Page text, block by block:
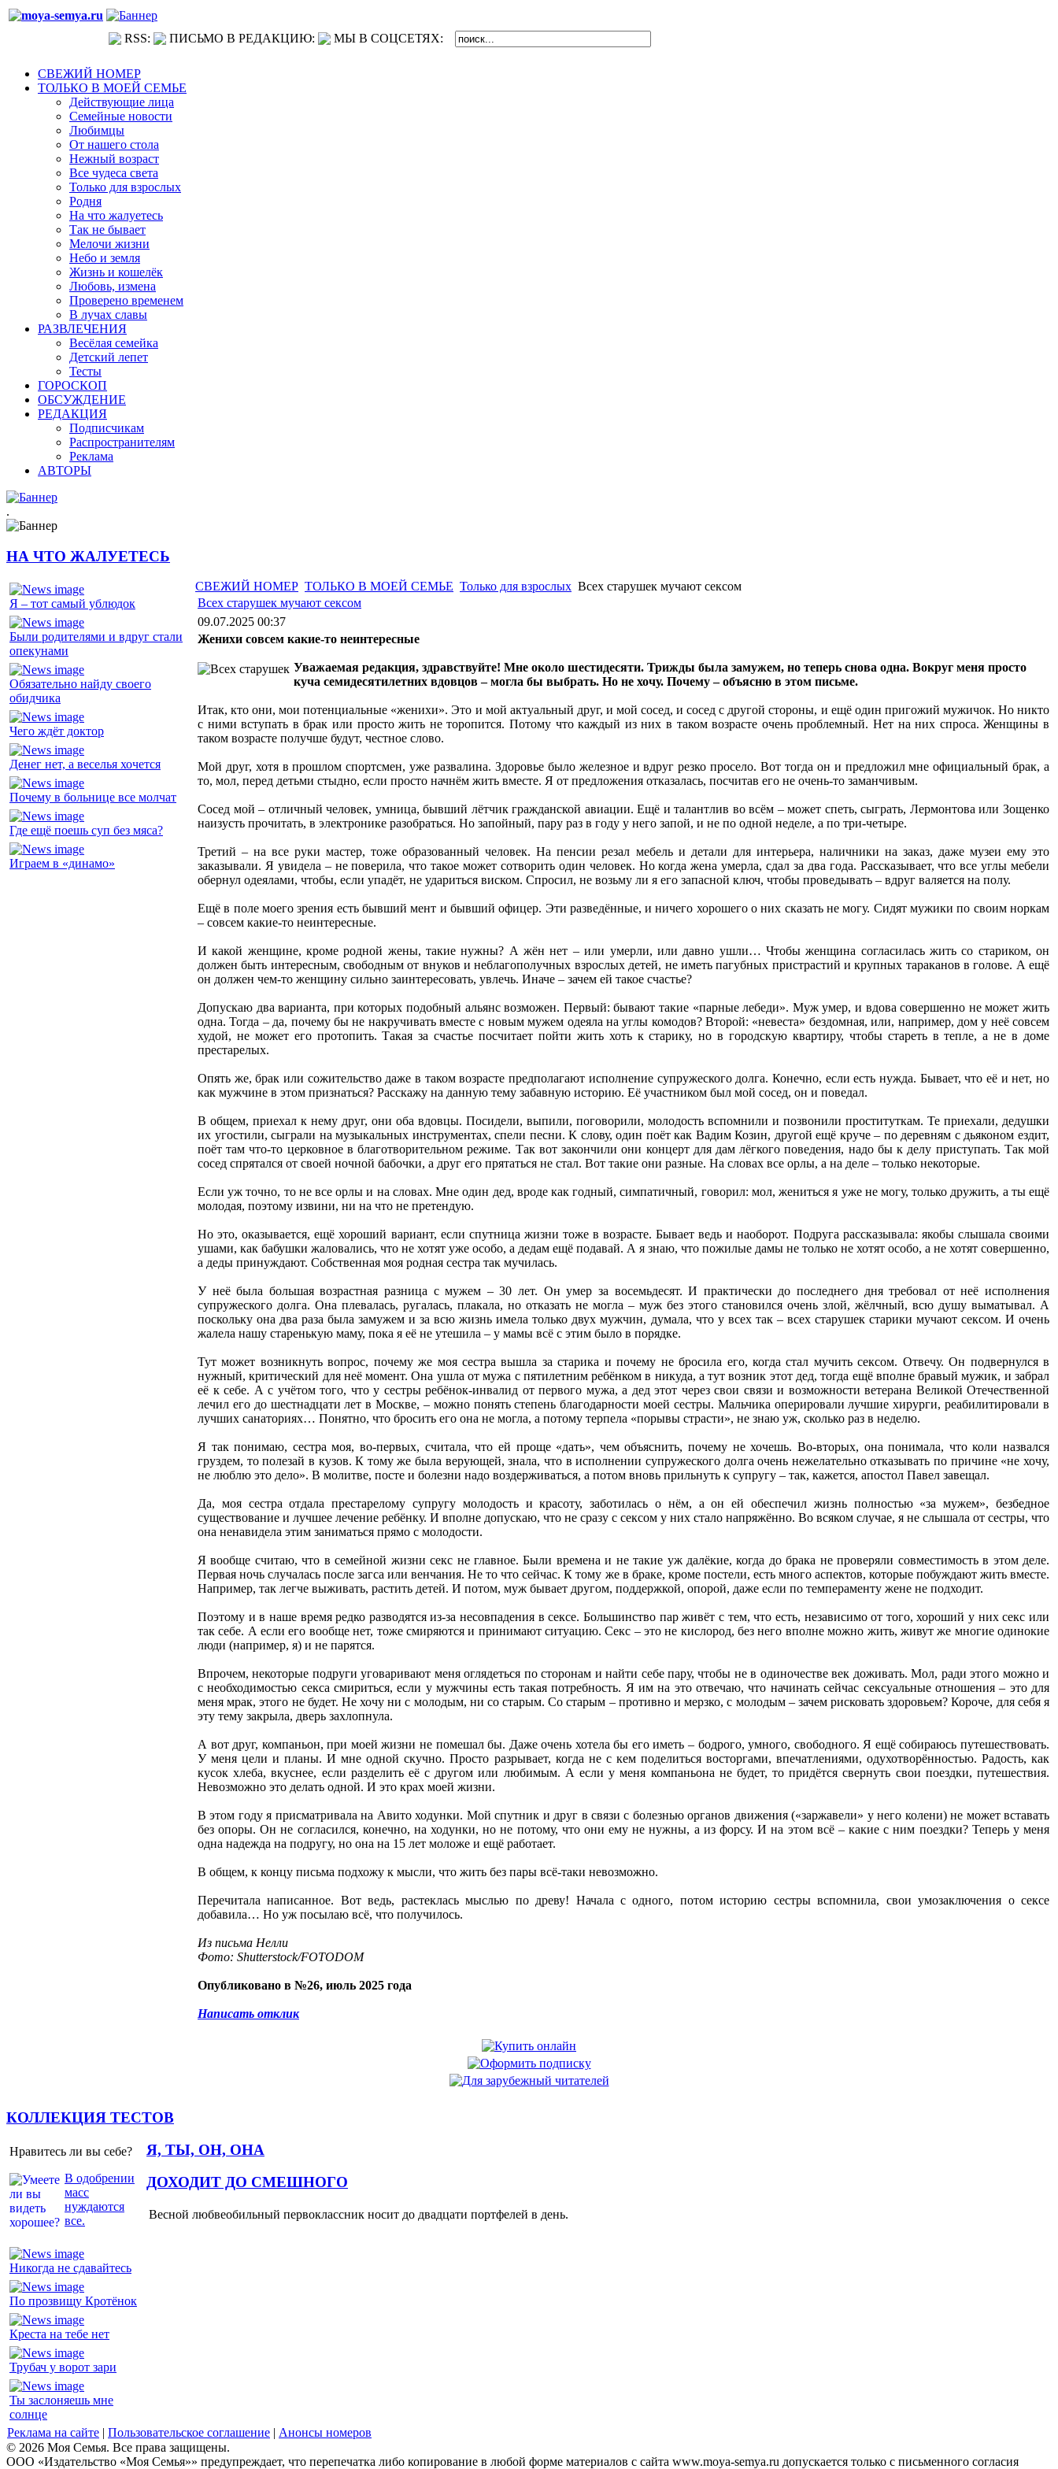
RSS: ПИСЬМО В РЕДАКЦИЮ: МЫ В СОЦСЕТЯХ:
СВЕЖИЙ НОМЕР
ТОЛЬКО В МОЕЙ СЕМЬЕ
Действующие лица
Семейные новости
Любимцы
От нашего стола
Нежный возраст
Все чудеса света
Только для взрослых
Родня
На что жалуетесь
Так не бывает
Мелочи жизни
Небо и земля
Жизнь и кошелёк
Любовь, измена
Проверено временем
В лучах славы
РАЗВЛЕЧЕНИЯ
Весёлая семейка
Детский лепет
Тесты
ГОРОСКОП
ОБСУЖДЕНИЕ
РЕДАКЦИЯ
Подписчикам
Распространителям
Реклама
АВТОРЫ
.
НА ЧТО ЖАЛУЕТЕСЬ
Я – тот самый ублюдок
Были родителями и вдруг стали
опекунами
Обязательно найду своего
обидчика
Чего ждёт доктор
Денег нет, а веселья хочется
Почему в больнице все молчат
Где ещё поешь суп без мяса?
Играем в «динамо»
СВЕЖИЙ НОМЕР ТОЛЬКО В МОЕЙ СЕМЬЕ Только для взрослых Всех старушек мучают сексом
Всех старушек мучают сексом
09.07.2025 00:37
Женихи совсем какие-то неинтересные
Уважаемая редакция, здравствуйте! Мне около шестидесяти. Трижды была замужем, но теперь снова одна. Вокруг меня просто
куча семидесятилетних вдовцов – могла бы выбрать. Но не хочу. Почему – объясню в этом письме.
Итак, кто они, мои потенциальные «женихи». Это и мой актуальный друг, и мой сосед, и сосед с другой стороны, и ещё один пригожий мужичок. Но никто
с ними вступать в брак или просто жить не торопится. Потому что каждый из них в таком возрасте очень проблемный. Нет на них спроса. Женщины в
таком возрасте получше будут, честное слово.
Мой друг, хотя в прошлом спортсмен, уже развалина. Здоровье было железное и вдруг резко просело. Вот тогда он и предложил мне официальный брак, а
то, мол, перед детьми стыдно, если просто начнём жить вместе. Я от предложения отказалась, посчитав его не очень-то заманчивым.
Сосед мой – отличный человек, умница, бывший лётчик гражданской авиации. Ещё и талантлив во всём – может спеть, сыграть, Лермонтова или Зощенко
наизусть прочитать, в электронике разобраться. Но запойный, пару раз в году у него запой, и не по одной неделе, а по три-четыре.
Третий – на все руки мастер, тоже образованный человек. На пенсии резал мебель и детали для интерьера, наличники на заказ, даже музеи ему это
заказывали. Я увидела – не поверила, что такое может сотворить один человек. Но когда жена умерла, сдал за два года. Рассказывает, что все углы мебели
обернул одеялами, чтобы, если упадёт, не удариться виском. Спросил, не возьму ли я его запасной ключ, чтобы проведывать – вдруг валяется на полу.
Ещё в поле моего зрения есть бывший мент и бывший офицер. Эти разведённые, и ничего хорошего о них сказать не могу. Сидят мужики по своим норкам
– совсем какие-то неинтересные.
И какой женщине, кроме родной жены, такие нужны? А жён нет – или умерли, или давно ушли… Чтобы женщина согласилась жить со стариком, он
должен быть интересным, свободным от внуков и неблагополучных взрослых детей, не иметь пагубных пристрастий и крупных тараканов в голове. А ещё
он должен чем-то женщину сильно заинтересовать, увлечь. Иначе – зачем ей такое счастье?
Допускаю два варианта, при которых подобный альянс возможен. Первый: бывают такие «парные лебеди». Муж умер, и вдова совершенно не может жить
одна. Тогда – да, почему бы не накручивать вместе с новым мужем одеяла на углы комодов? Второй: «невеста» бездомная, или, например, дом у неё совсем
худой, не может его протопить. Такая за счастье посчитает пойти жить хоть к старику, но в городскую квартиру, чтобы стареть в тепле, а не в доме
престарелых.
Опять же, брак или сожительство даже в таком возрасте предполагают исполнение супружеского долга. Конечно, если есть нужда. Бывает, что её и нет, но
как мужчине в этом признаться? Расскажу на данную тему забавную историю. Её участником был мой сосед, он и поведал.
В общем, приехал к нему друг, они оба вдовцы. Посидели, выпили, поговорили, молодость вспомнили и позвонили проституткам. Те приехали, дедушки
их угостили, сыграли на музыкальных инструментах, спели песни. К слову, один поёт как Вадим Козин, другой ещё круче – по деревням с дьяконом ездит,
поёт там что-то церковное в благотворительном режиме. Так вот закончили они концерт для дам лёгкого поведения, надо бы к делу приступать. Так мой
сосед спрятался от своей ночной бабочки, а друг его прятаться не стал. Вот такие они разные. На словах все орлы, а на деле – только некоторые.
Если уж точно, то не все орлы и на словах. Мне один дед, вроде как годный, симпатичный, говорил: мол, жениться я уже не могу, только дружить, а ты ещё
молодая, поэтому извини, ни на что не претендую.
Но это, оказывается, ещё хороший вариант, если спутница жизни тоже в возрасте. Бывает ведь и наоборот. Подруга рассказывала: якобы слышала своими
ушами, как бабушки жаловались, что не хотят уже особо, а дедам ещё подавай. А я знаю, что пожилые дамы не только не хотят особо, а не хотят совершенно,
а деды принуждают. Собственная моя родная сестра так мучилась.
У неё была большая возрастная разница с мужем – 30 лет. Он умер за восемьдесят. И практически до последнего дня требовал от неё исполнения
супружеского долга. Она плевалась, ругалась, плакала, но отказать не могла – муж без этого становился очень злой, жёлчный, всю душу выматывал. А
поскольку она два раза была замужем и за всю жизнь имела только двух мужчин, думала, что у всех так – всех старушек старики мучают сексом. И очень
жалела нашу старенькую маму, пока я её не утешила – у мамы всё с этим было в порядке.
Тут может возникнуть вопрос, почему же моя сестра вышла за старика и почему не бросила его, когда стал мучить сексом. Отвечу. Он подвернулся в
нужный, критический для неё момент. Она ушла от мужа с пятилетним ребёнком в никуда, а тут возник этот дед, тогда ещё вполне бравый мужик, и забрал
её к себе. А с учётом того, что у сестры ребёнок-инвалид от первого мужа, а дед этот через свои связи и возможности ветерана Великой Отечественной
лечил его до шестнадцати лет в Москве, – можно понять степень благодарности моей сестры. Мальчика оперировали лучшие хирурги, реабилитировали в
лучших санаториях… Понятно, что бросить его она не могла, а потому терпела «порывы страсти», не знаю уж, сколько раз в неделю.
Я так понимаю, сестра моя, во-первых, считала, что ей проще «дать», чем объяснить, почему не хочешь. Во-вторых, она понимала, что коли назвался
груздем, то полезай в кузов. К тому же была верующей, знала, что в исполнении супружеского долга очень нежелательно отказывать по причине «не хочу,
не люблю это дело». В молитве, посте и болезни надо воздерживаться, а потом вновь прильнуть к супругу – так, кажется, апостол Павел завещал.
Да, моя сестра отдала престарелому супругу молодость и красоту, заботилась о нём, а он ей обеспечил жизнь полностью «за мужем», безбедное
существование и лучшее лечение ребёнку. И вполне допускаю, что не сразу с сексом у них стало напряжённо. Во всяком случае, я не слышала от сестры, что
она ненавидела этим заниматься прямо с молодости.
Я вообще считаю, что в семейной жизни секс не главное. Были времена и не такие уж далёкие, когда до брака не проверяли совместимость в этом деле.
Первая ночь случалась после загса или венчания. Не то что сейчас. К тому же в браке, кроме постели, есть много аспектов, которые побуждают жить вместе.
Например, так легче выживать, растить детей. И потом, муж бывает другом, поддержкой, опорой, даже если по темпераменту жене не подходит.
Поэтому и в наше время редко разводятся из-за несовпадения в сексе. Большинство пар живёт с тем, что есть, независимо от того, хороший у них секс или
так себе. А если его вообще нет, тоже смиряются и принимают ситуацию. Секс – это не кислород, без него вполне можно жить, живут же многие одинокие
люди (например, я) и не парятся.
Впрочем, некоторые подруги уговаривают меня оглядеться по сторонам и найти себе пару, чтобы не в одиночестве век доживать. Мол, ради этого можно и
с необходимостью секса смириться, если у мужчины есть такая потребность. Я им на это отвечаю, что начинать сейчас сексуальные отношения – это для
меня мрак, этого не будет. Не хочу ни с молодым, ни со старым. Со старым – противно и мерзко, с молодым – зачем рисковать здоровьем? Короче, для себя я
эту тему закрыла, дверь захлопнула.
А вот друг, компаньон, при моей жизни не помешал бы. Даже очень хотела бы его иметь – бодрого, умного, свободного. Я ещё собираюсь путешествовать.
У меня цели и планы. И мне одной скучно. Просто разрывает, когда не с кем поделиться восторгами, впечатлениями, одухотворённостью. Радость, как
кусок хлеба, вкуснее, если разделить её с другом или любимым. А если у меня компаньона не будет, то придётся свернуть свои поездки, путешествия.
Невозможно это делать одной. И это крах моей жизни.
В этом году я присматривала на Авито ходунки. Мой спутник и друг в связи с болезнью органов движения («заржавели» у него колени) не может вставать
без опоры. Он не согласился, конечно, на ходунки, но не потому, что они ему не нужны, а из форсу. И на этом всё – какие с ним поездки? Теперь у меня
одна надежда на подругу, но она на 15 лет моложе и ещё работает.
В общем, к концу письма подхожу к мысли, что жить без пары всё-таки невозможно.
Перечитала написанное. Вот ведь, растеклась мыслью по древу! Начала с одного, потом историю сестры вспомнила, свои умозаключения о сексе
добавила… Но уж посылаю всё, что получилось.
Из письма Нелли
Фото: Shutterstock/FOTODOM
Опубликовано в №26, июль 2025 года
Написать отклик
КОЛЛЕКЦИЯ ТЕСТОВ
Нравитесь ли вы себе?
В одобрении
масс
нуждаются
все.
Я, ТЫ, ОН, ОНА
Никогда не сдавайтесь
По прозвищу Кротёнок
Креста на тебе нет
Трубач у ворот зари
Ты заслоняешь мне
солнце
ДОХОДИТ ДО СМЕШНОГО
Весной любвеобильный первоклассник носит до двадцати портфелей в день.
Реклама на сайте | Пользовательское соглашение | Анонсы номеров
© 2026 Моя Семья. Все права защищены.
ООО «Издательство «Моя Семья»» предупреждает, что перепечатка либо копирование в любой форме материалов с сайта www.moya-semya.ru допускается только с письменного согласия